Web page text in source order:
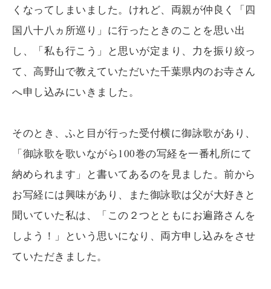
くなってしまいました。けれど、両親が仲良く「四
国八十八ヵ所巡り」に行ったときのことを思い出
し、「私も行こう」と思いが定まり、力を振り絞っ
て、高野山で教えていただいた千葉県内のお寺さん
へ申し込みにいきました。
そのとき、ふと目が行った受付横に御詠歌があり、
「御詠歌を歌いながら100巻の写経を一番札所にて
納められます」と書いてあるのを見ました。前から
お写経には興味があり、また御詠歌は父が大好きと
聞いていた私は、「この２つとともにお遍路さんを
しよう！」という思いになり、両方申し込みをさせ
ていただきました。